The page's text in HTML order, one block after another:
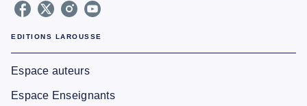
EDITIONS LAROUSSE
Espace auteurs
Espace Enseignants